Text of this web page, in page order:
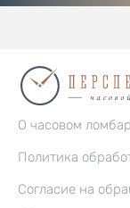
О часовом
Политика
Согласие на